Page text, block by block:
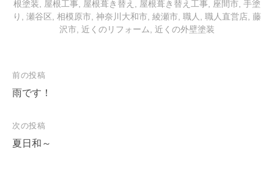
根塗装
屋根工事 屋根葺き替え 屋根葺き替え工事 座間市 手塗
り
瀬谷区 相模原市 神奈川大和市 綾瀬市 職人 職人直営店 藤
沢市 近くのリフォーム 近くの外壁塗装
投
稿
ビ
ゲ
前の投稿
雨です！
次の投稿
夏日和～